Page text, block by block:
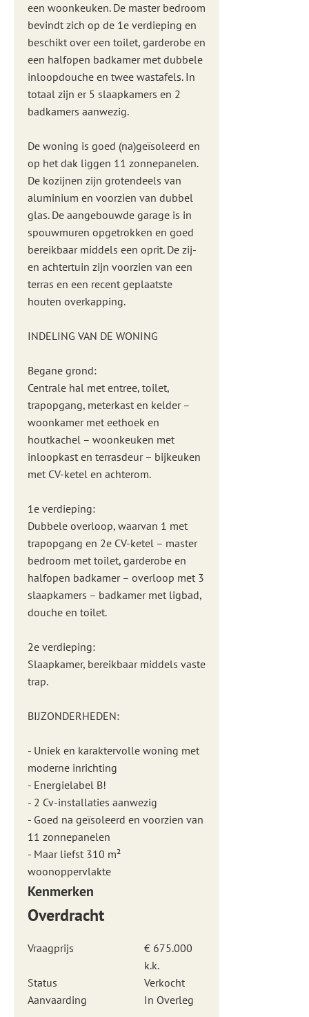
een woonkeuken. De master bedroom
bevindt zich op de 1e verdieping en
beschikt over een toilet, garderobe en
een halfopen badkamer met dubbele
inloopdouche en twee wastafels. In
totaal zijn er 5 slaapkamers en 2
badkamers aanwezig.
De woning is goed (na)geïsoleerd en
op het dak liggen 11 zonnepanelen.
De kozijnen zijn grotendeels van
aluminium en voorzien van dubbel
glas. De aangebouwde garage is in
spouwmuren opgetrokken en goed
bereikbaar middels een oprit. De zij-
en achtertuin zijn voorzien van een
terras en een recent geplaatste
houten overkapping.
INDELING VAN DE WONING
Begane grond:
Centrale hal met entree, toilet,
trapopgang, meterkast en kelder –
woonkamer met eethoek en
houtkachel – woonkeuken met
inloopkast en terrasdeur – bijkeuken
met CV-ketel en achterom.
1e verdieping:
Dubbele overloop, waarvan 1 met
trapopgang en 2e CV-ketel – master
bedroom met toilet, garderobe en
halfopen badkamer – overloop met 3
slaapkamers – badkamer met ligbad,
douche en toilet.
2e verdieping:
Slaapkamer, bereikbaar middels vaste
trap.
BIJZONDERHEDEN:
- Uniek en karaktervolle woning met
moderne inrichting
- Energielabel B!
- 2 Cv-installaties aanwezig
- Goed na geïsoleerd en voorzien van
11 zonnepanelen
- Maar liefst 310 m²
woonoppervlakte
Kenmerken
Overdracht
Vraagprijs
€ 675.000
k.k.
Status
Verkocht
Aanvaarding
In Overleg